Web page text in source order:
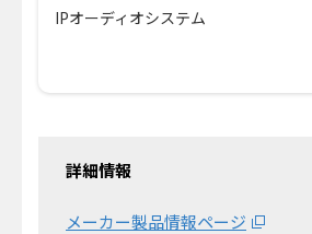
IPオーディオシステム
詳細情報
メーカー製品情報ページ